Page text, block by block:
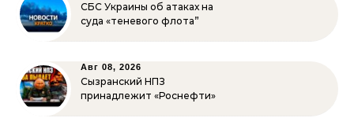
СБС Украины об атаках на
суда «теневого флота”
Авг 08, 2026
Сызранский НПЗ
принадлежит «Роснефти»